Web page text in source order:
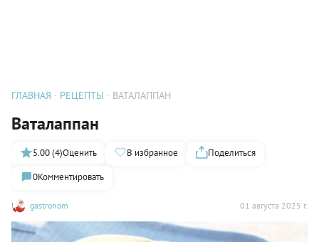
ГЛАВНАЯ РЕЦЕПТЫ ВАТАЛАППАН
Ваталаппан
gastronom 01 августа 2025 г.
5.00 (4)Оценить В избранное
Поделиться
0Комментировать